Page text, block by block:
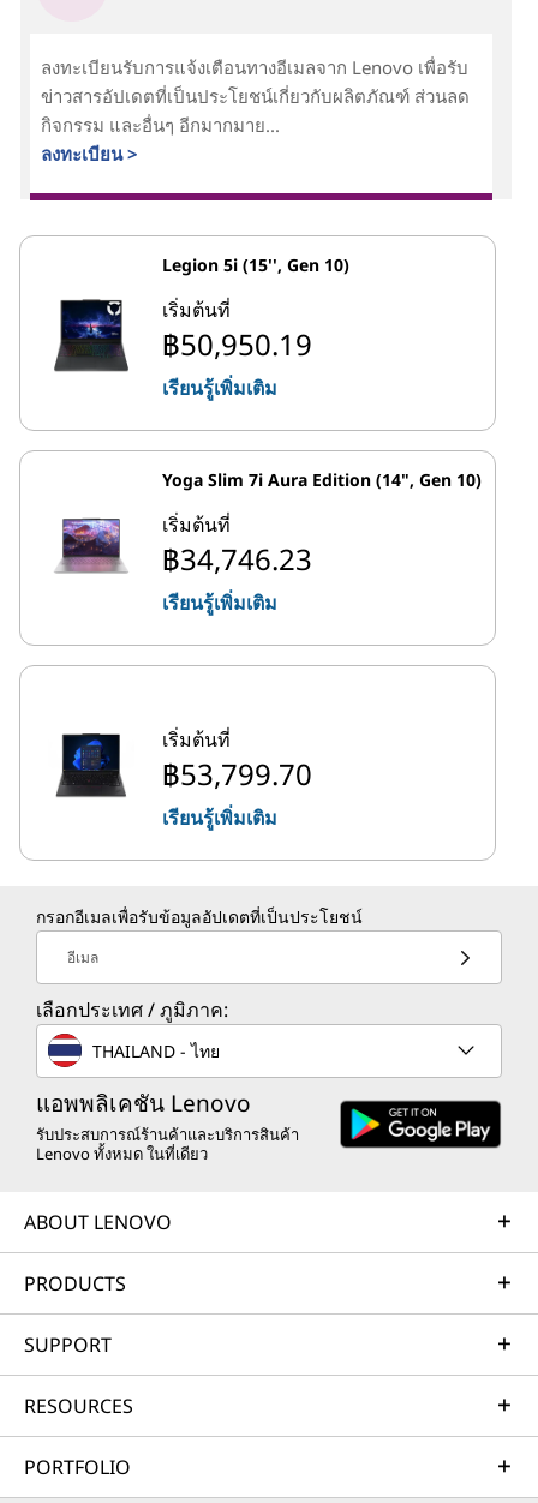
ลงทะเบียนรับการแจ้งเตือนทางอีเมลจาก Lenovo เพื่อรับ
ข่าวสารอัปเดตที่เป็นประโยชน์เกี่ยวกับผลิตภัณฑ์ ส่วนลด
กิจกรรม และอื่นๆ อีกมากมาย...
ลงทะเบียน >
Legion 5i (15'', Gen 10)
เริ่มต้นที่
฿50,950.19
เรียนรู้เพิ่มเติม
Yoga Slim 7i Aura Edition (14", Gen 10)
เริ่มต้นที่
฿34,746.23
เรียนรู้เพิ่มเติม
เริ่มต้นที่
฿53,799.70
เรียนรู้เพิ่มเติม
กรอกอีเมลเพื่อรับข้อมูลอัปเดตที่เป็นประโยชน์
อีเมล
เลือกประเทศ / ภูมิภาค:
THAILAND - ไทย
แอพพลิเคชัน Lenovo
รับประสบการณ์ร้านค้าและบริการสินค้า
Lenovo ทั้งหมด ในที่เดียว
ABOUT LENOVO
PRODUCTS
SUPPORT
RESOURCES
PORTFOLIO